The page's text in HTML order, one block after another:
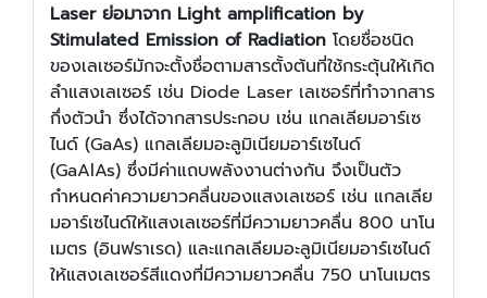
Laser ย่อมาจาก Light amplification by
Stimulated Emission of Radiation โดยชื่อชนิด
ของเลเซอร์มักจะตั้งชื่อตามสารตั้งต้นที่ใช้กระตุ้นให้เกิด
ลำแสงเลเซอร์ เช่น Diode Laser เลเซอร์ที่ทำจากสาร
กึ่งตัวนำ ซึ่งได้จากสารประกอบ เช่น แกลเลียมอาร์เซ
ไนด์ (GaAs) แกลเลียมอะลูมิเนียมอาร์เซไนด์
(GaAlAs) ซึ่งมีค่าแถบพลังงานต่างกัน จึงเป็นตัว
กำหนดค่าความยาวคลื่นของแสงเลเซอร์ เช่น แกลเลีย
มอาร์เซไนด์ให้แสงเลเซอร์ที่มีความยาวคลื่น 800 นาโน
เมตร (อินฟราเรด) และแกลเลียมอะลูมิเนียมอาร์เซไนด์
ให้แสงเลเซอร์สีแดงที่มีความยาวคลื่น 750 นาโนเมตร